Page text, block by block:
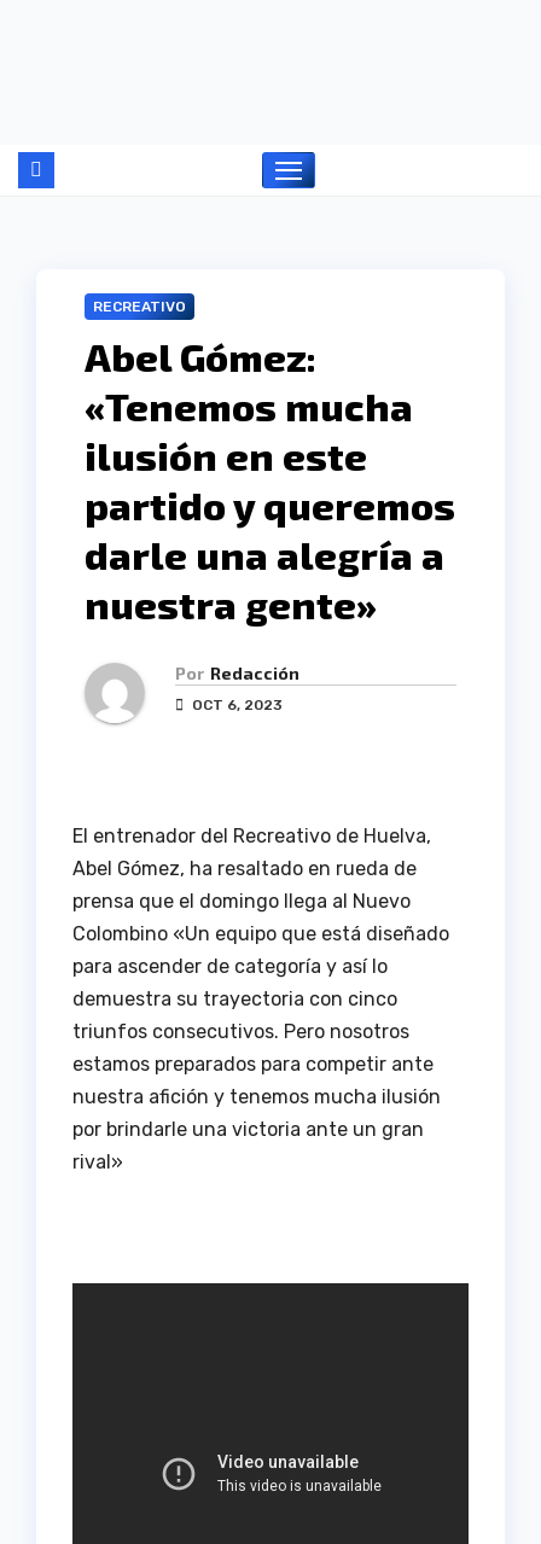
RECREATIVO
Abel Gómez:
«Tenemos mucha
ilusión en este
partido y queremos
darle una alegría a
nuestra gente»
Por Redacción
OCT 6, 2023
El entrenador del Recreativo de Huelva,
Abel Gómez, ha resaltado en rueda de
prensa que el domingo llega al Nuevo
Colombino «Un equipo que está diseñado
para ascender de categoría y así lo
demuestra su trayectoria con cinco
triunfos consecutivos. Pero nosotros
estamos preparados para competir ante
nuestra afición y tenemos mucha ilusión
por brindarle una victoria ante un gran
rival»